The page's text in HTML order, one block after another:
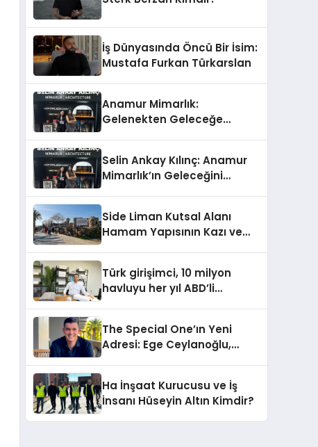
İş Dünyasında Öncü Bir İsim:
Mustafa Furkan Türkarslan
Anamur Mimarlık:
Gelenekten Geleceğe
Selin Ankay Kılınç: Anamur
Mimarlık’ın Geleceğini
Side Liman Kutsal Alanı
Hamam Yapısının Kazı ve
Katkılarıyla Tamamlandı
Türk girişimci, 10 milyon
havluyu her yıl ABD’li
The Special One’ın Yeni
Adresi: Ege Ceylanoğlu,
Geliyor!
Ha İnşaat Kurucusu ve İş
İnsanı Hüseyin Altın Kimdir?